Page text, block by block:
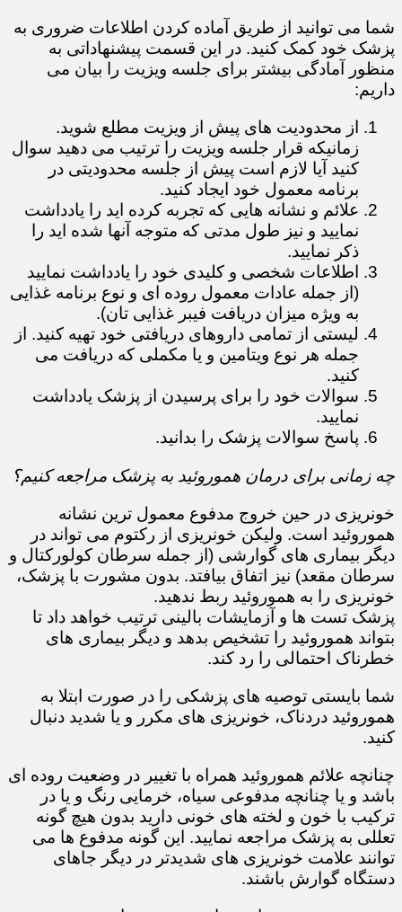
​​​​​​​شما می توانید از طریق آماده کردن اطلاعات ضروری به
پزشک خود کمک کنید. در این قسمت پیشنهاداتی به
منظور آمادگی بیشتر برای جلسه ویزیت را بیان می
داریم:
از محدودیت های پیش از ویزیت مطلع شوید.
زمانیکه قرار جلسه ویزیت را ترتیب می دهید سوال
کنید آیا لازم است پیش از جلسه محدودیتی در
برنامه معمول خود ایجاد کنید.
علائم و نشانه هایی که تجربه کرده اید را یادداشت
نمایید و نیز طول مدتی که متوجه آنها شده اید را
ذکر نمایید.
اطلاعات شخصی و کلیدی خود را یادداشت نمایید
(از جمله عادات معمول روده ای و نوع برنامه غذایی
به ویژه میزان دریافت فیبر غذایی تان).
لیستی از تمامی داروهای دریافتی خود تهیه کنید. از
جمله هر نوع ویتامین و یا مکملی که دریافت می
کنید.
سوالات خود را برای پرسیدن از پزشک یادداشت
نمایید.
پاسخ سوالات پزشک را بدانید.
چه زمانی برای درمان هموروئید به پزشک مراجعه کنیم؟
خونریزی در حین خروج مدفوع معمول ترین نشانه
هموروئید است. ولیکن خونریزی از رکتوم می تواند در
دیگر بیماری های گوارشی (از جمله سرطان کولورکتال و
سرطان مقعد) نیز اتفاق بیافتد. بدون مشورت با پزشک،
خونریزی را به هموروئید ربط ندهید.
پزشک تست ها و آزمایشات بالینی ترتیب خواهد داد تا
بتواند هموروئید را تشخیص بدهد و دیگر بیماری های
خطرناک احتمالی را رد کند.
شما بایستی توصیه های پزشکی را در صورت ابتلا به
هموروئید دردناک، خونریزی های مکرر و یا شدید دنبال
کنید.
چنانچه علائم هموروئید همراه با تغییر در وضعیت روده ای
باشد و یا چنانچه مدفوعی سیاه، خرمایی رنگ و یا در
ترکیب با خون و لخته های خونی دارید بدون هیچ گونه
تعللی به پزشک مراجعه نمایید. این گونه مدفوع ها می
توانند علامت خونریزی های شدیدتر در دیگر جاهای
دستگاه گوارش باشند.